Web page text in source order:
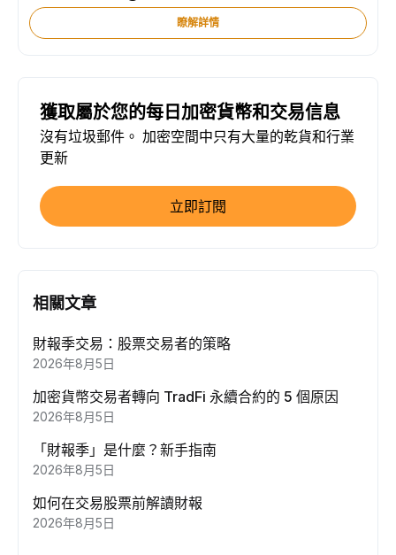
瞭解詳情
獲取屬於您的每日加密貨幣和交易信息
沒有垃圾郵件。 加密空間中只有大量的乾貨和行業
更新
立即訂閱
相關文章
財報季交易：股票交易者的策略
2026年8月5日
加密貨幣交易者轉向 TradFi 永續合約的 5 個原因
2026年8月5日
「財報季」是什麼？新手指南
2026年8月5日
如何在交易股票前解讀財報
2026年8月5日